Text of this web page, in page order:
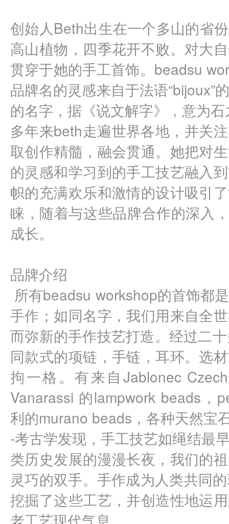
创始人Beth出生在一个多山的省
高山植物，四季花开不败。对大
贯穿于她的手工首饰。beadsu
品牌名的灵感来自于法语“bijoux”
的名字，据《说文解字》，意为
多年来beth走遍世界各地，并关
取创作精髓，融会贯通。她把对
的灵感和学习到的手工技艺融入
帜的充满欢乐和激情的设计吸引
睐，随着与这些品牌合作的深入
成长。
品牌介绍
所有beadsu workshop的首饰都
手作；如同名字，我们用来自全
而弥新的手作技艺打造。经过二
同款式的项链，手链，耳环。选
拘一格。有来自Jablonec
Vanarassi 的lampwork beads，
利的murano beads，各种天然宝
-考古学发现，手工技艺如绳结最
类历史发展的漫漫长夜，我们的
灵巧的双手。手作成为人类共同
挖掘了这些工艺，并创造性地运
老工艺现代气息。